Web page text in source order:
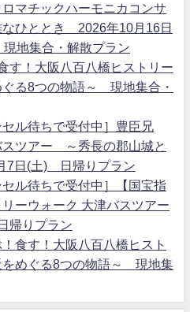
マチックハーモニカコンサ
なひととき 2026年10月16日
地集合・解散プラン
す！大阪八百八橋ヒストリー
る8つの物語～ 現地集合・
ル待ちで受付中］豊臣兄
スツアー ～秀長の郡山城と
7日(土) 日帰りプラン
ル待ちで受付中］【国宝指
ーウォーク 大津バスツアー
りプラン
食す！大阪八百八橋ヒスト
めぐる8つの物語～ 現地集